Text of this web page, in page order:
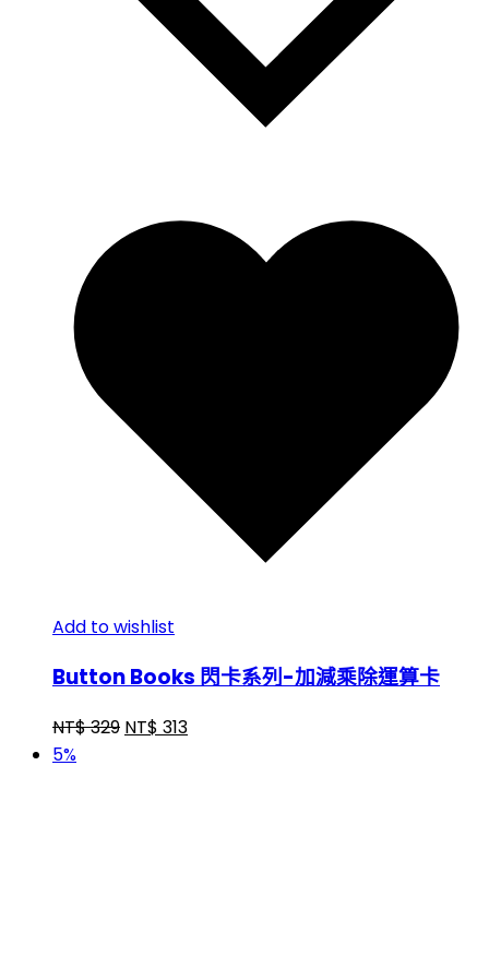
Add to wishlist
Button Books 閃卡系列-加減乘除運算卡
NT$329 NT$ 313
5%